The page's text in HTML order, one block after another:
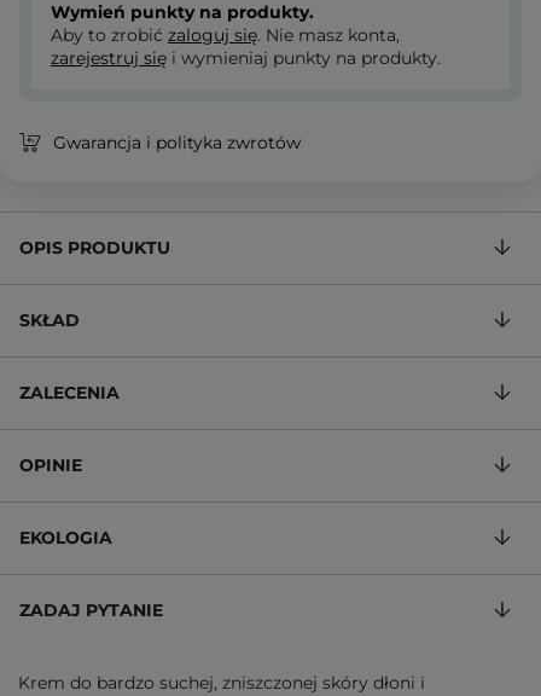
Wymień punkty na produkty.
Aby to zrobić zaloguj się. Nie masz konta,
zarejestruj się i wymieniaj punkty na produkty.
Gwarancja i polityka zwrotów
OPIS PRODUKTU
SKŁAD
ZALECENIA
OPINIE
EKOLOGIA
ZADAJ PYTANIE
Krem do bardzo suchej, zniszczonej skóry dłoni i